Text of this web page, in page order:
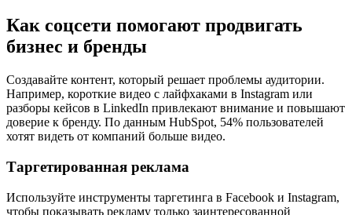
Как соцсети помогают продвигать
бизнес и бренды
Создавайте контент, который решает проблемы аудитории.
Например, короткие видео с лайфхаками в Instagram или
разборы кейсов в LinkedIn привлекают внимание и повышают
доверие к бренду. По данным HubSpot, 54% пользователей
хотят видеть от компаний больше видео.
Таргетированная реклама
Используйте инструменты таргетинга в Facebook и Instagram,
чтобы показывать рекламу только заинтересованной